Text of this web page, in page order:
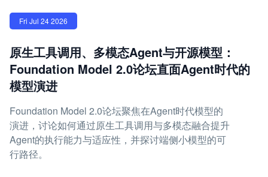
Fri Jul 24 2026
原生工具调用、多模态Agent与开源模型：
Foundation Model 2.0论坛直面Agent时代的
模型演进
Foundation Model 2.0论坛聚焦在Agent时代模型的
演进，讨论如何通过原生工具调用与多模态融合提升
Agent的执行能力与适应性，并探讨端侧小模型的可
行路径。